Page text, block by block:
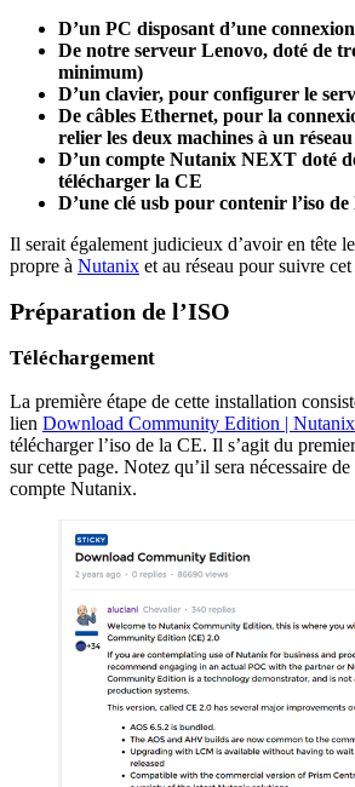
D’un PC disposant d’une
De notre serveur Lenovo, doté de
minimum)
D’un clavier, pour configurer le
De câbles Ethernet, pour la
relier les deux machines à un réseau
D’un compte Nutanix NEXT doté
télécharger la CE
D’une clé usb pour contenir l’iso
Il serait également judicieux d’avoir en tête
propre à Nutanix et au réseau pour suivre
Préparation de l’ISO
Téléchargement
La première étape de cette installation
lien Download Community Edition |
télécharger l’iso de la CE. Il s’agit du
sur cette page. Notez qu’il sera nécessaire
compte Nutanix.